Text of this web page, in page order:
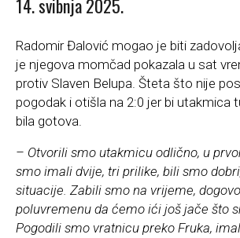
14. svibnja 2025.
Radomir Đalović mogao je biti
je njegova momčad pokazala u sat
protiv Slaven Belupa. Šteta što nije
pogodak i otišla na 2:0 jer bi utakmica
bila gotova.
– Otvorili smo utakmicu odlično, u
smo imali dvije, tri prilike, bili smo
situacije. Zabili smo na vrijeme,
poluvremenu da ćemo ići još jače što
Pogodili smo vratnicu preko Fruka,